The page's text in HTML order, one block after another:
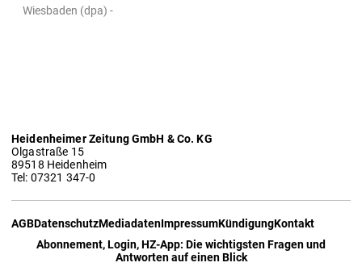
Wiesbaden (dpa) -
Heidenheimer Zeitung GmbH & Co. KG
Olgastraße 15
89518 Heidenheim
Tel: 07321 347-0
AGBDatenschutzMediadatenImpressumKündigungKontakt
Abonnement, Login, HZ-App: Die wichtigsten Fragen und
Antworten auf einen Blick